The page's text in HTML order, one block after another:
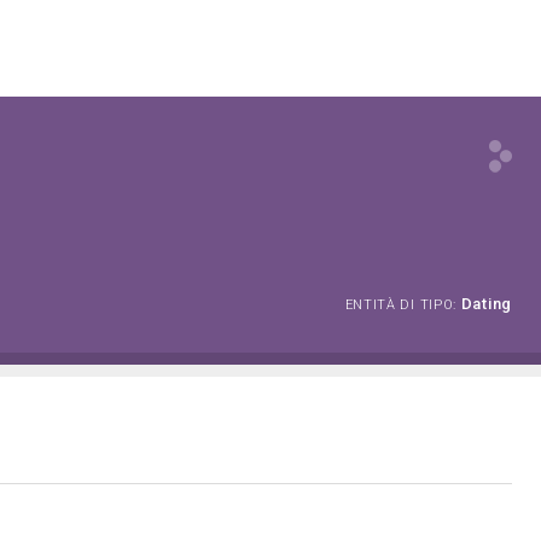
ENTITÀ DI TIPO: Dating